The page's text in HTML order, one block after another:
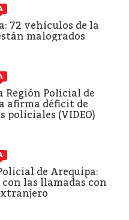
72 vehículos de la
malogrados
Región Policial de
afirma déficit de
policiales (VIDEO)
de Arequipa:
con las llamadas con